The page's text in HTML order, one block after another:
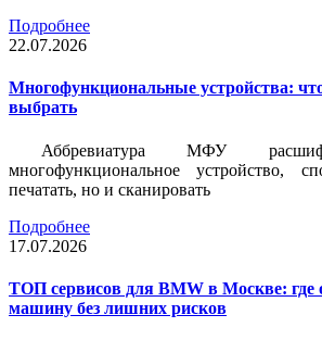
Подробнее
22.07.2026
Многофункциональные устройства:
выбрать
Аббревиатура МФУ
многофункциональное устройство,
печатать, но и сканировать
Подробнее
17.07.2026
ТОП сервисов для BMW в Москве: где
машину без лишних рисков